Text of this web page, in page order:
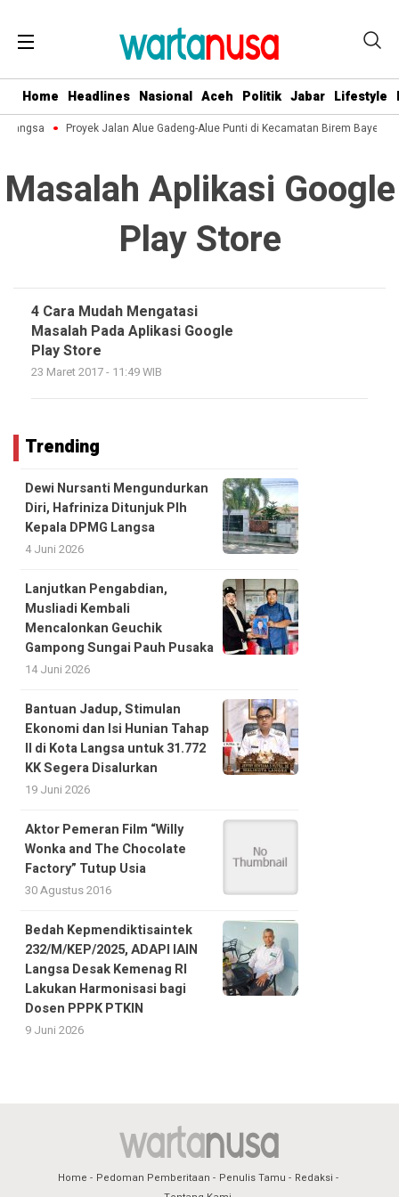
Home Headlines Nasional Aceh Politik Jabar Lifestyle
Langsa Proyek Jalan Alue Gadeng-Alue Punti di Kecamatan Birem Bayeun
Masalah Aplikasi Google
Play Store
4 Cara Mudah Mengatasi
Masalah Pada Aplikasi Google
Play Store
23 Maret 2017 - 11:49 WIB
Trending
Dewi Nursanti Mengundurkan
Diri, Hafriniza Ditunjuk Plh
Kepala DPMG Langsa
4 Juni 2026
Lanjutkan Pengabdian,
Musliadi Kembali
Mencalonkan Geuchik
Gampong Sungai Pauh Pusaka
14 Juni 2026
Bantuan Jadup, Stimulan
Ekonomi dan Isi Hunian Tahap
II di Kota Langsa untuk 31.772
KK Segera Disalurkan
19 Juni 2026
Aktor Pemeran Film “Willy
Wonka and The Chocolate
Factory” Tutup Usia
30 Agustus 2016
Bedah Kepmendiktisaintek
232/M/KEP/2025, ADAPI IAIN
Langsa Desak Kemenag RI
Lakukan Harmonisasi bagi
Dosen PPPK PTKIN
9 Juni 2026
Home Pedoman Pemberitaan Penulis Tamu
Redaksi